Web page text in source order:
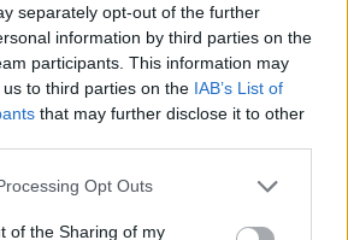
separately opt-out of the further
information by third parties on the
participants. This information may
to third parties on the IAB’s List of
that may further disclose it to other
Opt Outs
of the Sharing of my